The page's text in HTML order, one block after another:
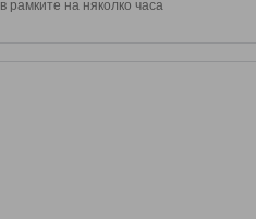
в рамките на няколко часа